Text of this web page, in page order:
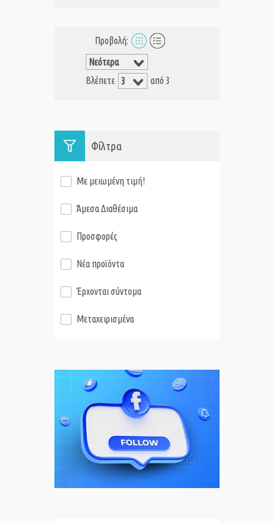
Προβολή:
Βλέπετε από 3
Φίλτρα
Με μειωμένη τιμή!
Άμεσα Διαθέσιμα
Προσφορές
Νέα προϊόντα
Έρχονται σύντομα
Μεταχειρισμένα